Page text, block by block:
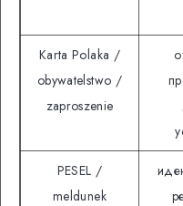
Karta Polaka /
obywatelstwo /
zaproszenie
PESEL /
meldunek